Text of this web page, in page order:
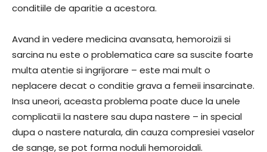
conditiile de aparitie a acestora.
Avand in vedere medicina avansata, hemoroizii si
sarcina nu este o problematica care sa suscite foarte
multa atentie si ingrijorare – este mai mult o
neplacere decat o conditie grava a femeii insarcinate.
Insa uneori, aceasta problema poate duce la unele
complicatii la nastere sau dupa nastere – in special
dupa o nastere naturala, din cauza compresiei vaselor
de sange, se pot forma noduli hemoroidali.